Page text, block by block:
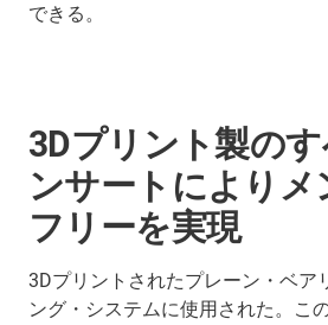
できる。
3Dプリント製の
ンサートによりメ
フリーを実現
3Dプリントされたプレーン・ベア
ング・システムに使用された。こ